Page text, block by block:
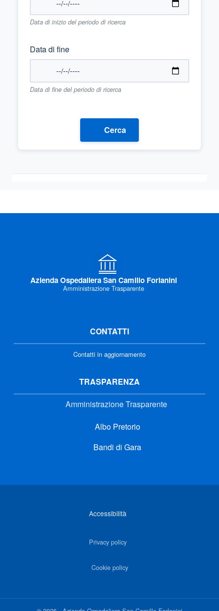
Data di inizio del periodo di ricerca
Data di fine
Data di fine del periodo di ricerca
Cerca
Azienda Ospedaliera San Camillo Forlanini
Amministrazione Trasparente
CONTATTI
Contatti in aggiornamento
TRASPARENZA
Amministrazione Trasparente
Albo Pretorio
Bandi di Gara
Accessibilità
Privacy policy
Cookie policy